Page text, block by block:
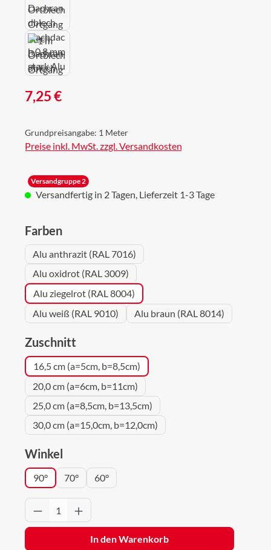
Regulärer Preis:
7,25 €
Grundpreisangabe: 1 Meter
Preise inkl. MwSt. zzgl. Versandkosten
Versandgruppe 2
Versandfertig in 2 Tagen, Lieferzeit 1-3 Tage
Farbenauswählen
Alu anthrazit (RAL 7016)
Alu oxidrot (RAL 3009)
Alu ziegelrot (RAL 8004)
Alu weiß (RAL 9010)
Alu braun (RAL 8014)
Zuschnitt
16,5 cm (a=5cm, b=8,5cm)
20,0 cm (a=6cm, b=11cm)
25,0 cm (a=8,5cm, b=13,5cm)
30,0 cm (a=15,0cm, b=12,0cm)
Winkel
90° 70° 60°
Produkt Anzahl: Gib den gewünschten
In den Warenkorb